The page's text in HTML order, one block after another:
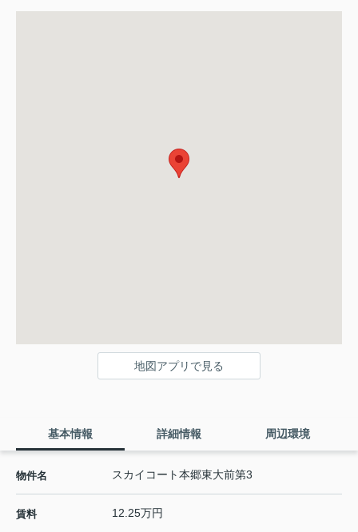
地図アプリで見る
基本情報 詳細情報 周辺環境
物件名 スカイコート本郷東大前第3
賃料 12.25万円